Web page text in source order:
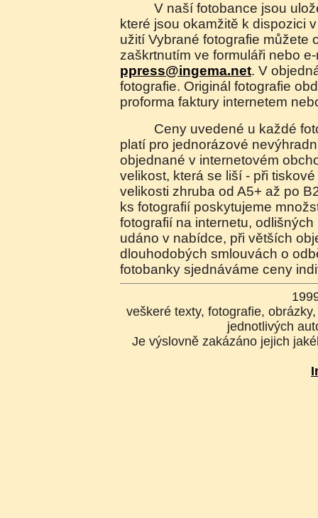
V naší fotobance jsou uloženy náhledy fotografií,
které jsou okamžitě k dispozici
užití Vybrané fotografie můžete
zaškrtnutím ve formuláři nebo
ppress@ingema.net. V
fotografie. Originál fotografie
proforma faktury internetem
Ceny uvedené u každé fotografie jsou orientační a
platí pro jednorázové
objednané v internetovém
velikost, která se liší - při
velikosti zhruba od A5+ až po
ks fotografií poskytujeme
fotografií na internetu,
udáno v nabídce, při větších
dlouhodobých smlouvách o
fotobanky sjednáváme ceny
veškeré texty, fotografie,
jednotlivých
Je výslovně zakázáno jejich